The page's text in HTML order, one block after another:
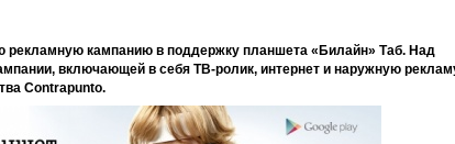
рекламную кампанию в поддержку планшета «Билайн» Таб. Над
включающей в себя ТВ-ролик, интернет и наружную
Contrapunto.